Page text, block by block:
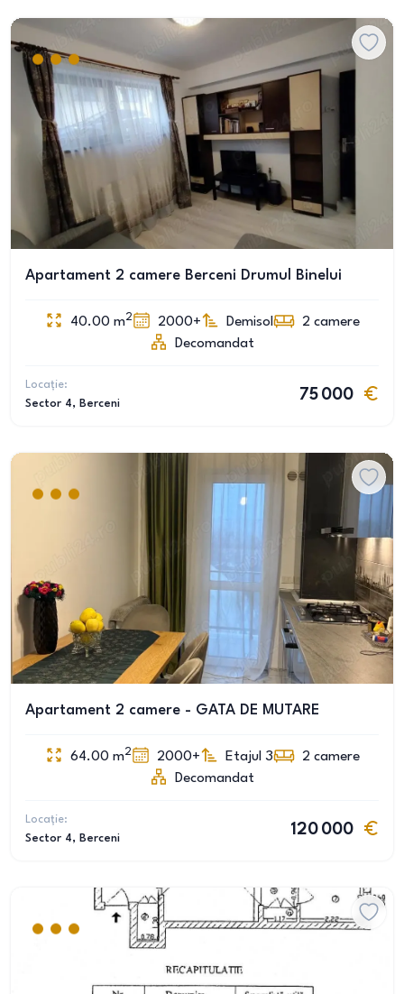
Apartament 2 camere Berceni Drumul Binelui
40.00 m2 2000+ Demisol 2 camere
Decomandat
Locație:
Sector 4, Berceni
75 000
Apartament 2 camere - GATA DE MUTARE
64.00 m2 2000+ Etajul 3 2 camere
Decomandat
Locație:
Sector 4, Berceni
120 000